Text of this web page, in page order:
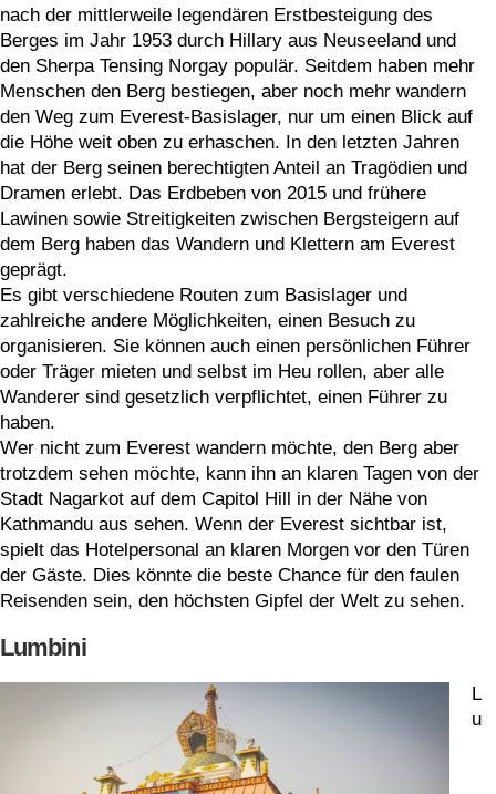
nach der mittlerweile legendären Erstbesteigung des
Berges im Jahr 1953 durch Hillary aus Neuseeland und
den Sherpa Tensing Norgay populär. Seitdem haben mehr
Menschen den Berg bestiegen, aber noch mehr wandern
den Weg zum Everest-Basislager, nur um einen Blick auf
die Höhe weit oben zu erhaschen. In den letzten Jahren
hat der Berg seinen berechtigten Anteil an Tragödien und
Dramen erlebt. Das Erdbeben von 2015 und frühere
Lawinen sowie Streitigkeiten zwischen Bergsteigern auf
dem Berg haben das Wandern und Klettern am Everest
geprägt.
Es gibt verschiedene Routen zum Basislager und
zahlreiche andere Möglichkeiten, einen Besuch zu
organisieren. Sie können auch einen persönlichen Führer
oder Träger mieten und selbst im Heu rollen, aber alle
Wanderer sind gesetzlich verpflichtet, einen Führer zu
haben.
Wer nicht zum Everest wandern möchte, den Berg aber
trotzdem sehen möchte, kann ihn an klaren Tagen von der
Stadt Nagarkot auf dem Capitol Hill in der Nähe von
Kathmandu aus sehen. Wenn der Everest sichtbar ist,
spielt das Hotelpersonal an klaren Morgen vor den Türen
der Gäste. Dies könnte die beste Chance für den faulen
Reisenden sein, den höchsten Gipfel der Welt zu sehen.
Lumbini
L
u